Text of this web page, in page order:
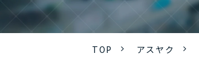
TOP アスヤク